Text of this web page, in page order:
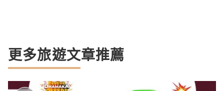
更多旅遊文章推薦